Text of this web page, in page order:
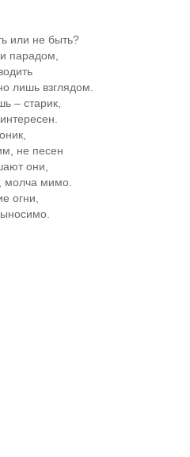
или не быть?
парадом,
лишь взглядом.
– старик,
не песен
они,
молча мимо.
огни,